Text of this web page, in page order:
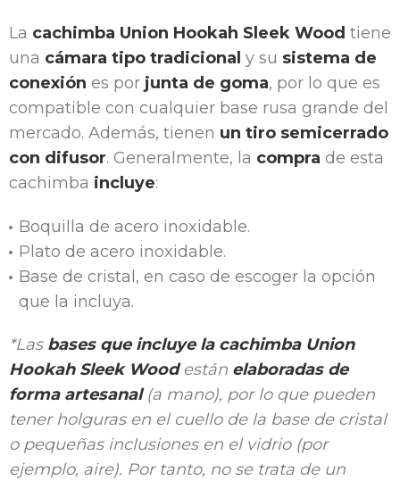
La cachimba Union Hookah Sleek Wood tiene
una cámara tipo tradicional y su sistema de
conexión es por junta de goma, por lo que es
compatible con cualquier base rusa grande del
mercado. Además, tienen un tiro semicerrado
con difusor. Generalmente, la compra de esta
cachimba incluye:
Boquilla de acero inoxidable.
Plato de acero inoxidable.
Base de cristal, en caso de escoger la opción
que la incluya.
*Las bases que incluye la cachimba Union
Hookah Sleek Woodestán elaboradas de
forma artesanal(a mano), por lo que pueden
tener holguras en el cuello de la base de cristal
o pequeñas inclusiones en el vidrio (por
ejemplo, aire). Por tanto, no se trata de un